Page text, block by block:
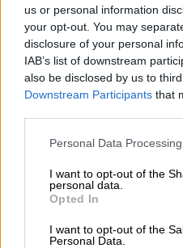
us or personal information
your opt-out. You may
disclosure of your personal
IAB’s list of downstream
also be disclosed by us to
Downstream Participants that
Personal Data
I want to opt-out of the
personal data.
Opted In
I want to opt-out of the
Personal Data.
Madrid Atocha.
Los días25 de abril, 2 y
Salida de Chamartín
Llegada a Chamartín
El punto de
Cercanías de